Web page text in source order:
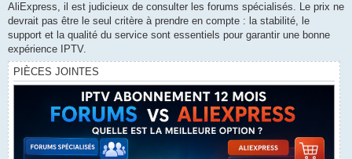
AliExpress, il est judicieux de consulter les forums spécialisés. Le prix ne
devrait pas être le seul critère à prendre en compte : la stabilité, le
support et la qualité du service sont essentiels pour garantir une bonne
expérience IPTV.
PIÈCES JOINTES